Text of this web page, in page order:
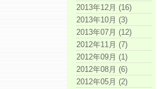
2013年12月 (16)
2013年10月 (3)
2013年07月 (12)
2012年11月 (7)
2012年09月 (1)
2012年08月 (6)
2012年05月 (2)